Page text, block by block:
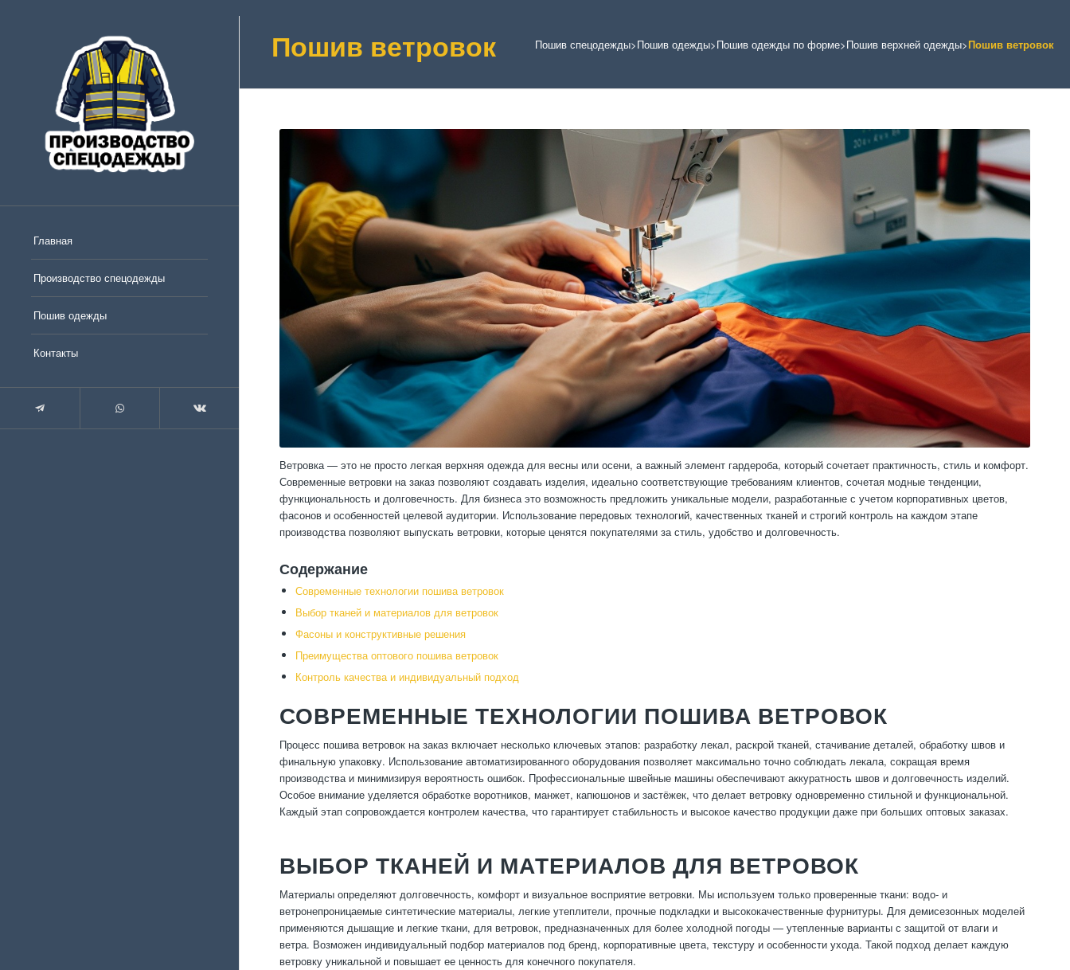
Главная
Производство спецодежды
Пошив одежды
Контакты
Пошив ветровок Пошив спецодежды>Пошив одежды>Пошив одежды по форме>Пошив верхней одежды>Пошив ветровок
Ветровка — это не просто легкая верхняя одежда для весны или осени, а важный элемент гардероба, который сочетает практичность, стиль и комфорт.
Современные ветровки на заказ позволяют создавать изделия, идеально соответствующие требованиям клиентов, сочетая модные тенденции,
функциональность и долговечность. Для бизнеса это возможность предложить уникальные модели, разработанные с учетом корпоративных цветов,
фасонов и особенностей целевой аудитории. Использование передовых технологий, качественных тканей и строгий контроль на каждом этапе
производства позволяют выпускать ветровки, которые ценятся покупателями за стиль, удобство и долговечность.
Содержание
Современные технологии пошива ветровок
Выбор тканей и материалов для ветровок
Фасоны и конструктивные решения
Преимущества оптового пошива ветровок
Контроль качества и индивидуальный подход
СОВРЕМЕННЫЕ ТЕХНОЛОГИИ ПОШИВА ВЕТРОВОК
Процесс пошива ветровок на заказ включает несколько ключевых этапов: разработку лекал, раскрой тканей, стачивание деталей, обработку швов и
финальную упаковку. Использование автоматизированного оборудования позволяет максимально точно соблюдать лекала, сокращая время
производства и минимизируя вероятность ошибок. Профессиональные швейные машины обеспечивают аккуратность швов и долговечность изделий.
Особое внимание уделяется обработке воротников, манжет, капюшонов и застёжек, что делает ветровку одновременно стильной и функциональной.
Каждый этап сопровождается контролем качества, что гарантирует стабильность и высокое качество продукции даже при больших оптовых заказах.
ВЫБОР ТКАНЕЙ И МАТЕРИАЛОВ ДЛЯ ВЕТРОВОК
Материалы определяют долговечность, комфорт и визуальное восприятие ветровки. Мы используем только проверенные ткани: водо- и
ветронепроницаемые синтетические материалы, легкие утеплители, прочные подкладки и высококачественные фурнитуры. Для демисезонных моделей
применяются дышащие и легкие ткани, для ветровок, предназначенных для более холодной погоды — утепленные варианты с защитой от влаги и
ветра. Возможен индивидуальный подбор материалов под бренд, корпоративные цвета, текстуру и особенности ухода. Такой подход делает каждую
ветровку уникальной и повышает ее ценность для конечного покупателя.